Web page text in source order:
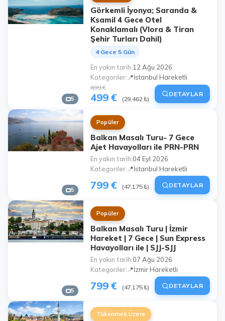
5
Görkemli İyonya; Saranda &
Ksamil 4 Gece Otel
Konaklamalı (Vlora & Tiran
Şehir Turları Dahil)
4 Gece 5 Gün
En yakın tarih 12 Ağu 2026
Kategoriler 📍İstanbul Hareketli
699 €
499 € (29,462 ₺)
DETAYLAR
5
Popüler
Balkan Masalı Turu- 7 Gece
Ajet Havayolları ile PRN-PRN
En yakın tarih 04 Eyl 2026
Kategoriler 📍İstanbul Hareketli
799 € (47,175 ₺) DETAYLAR
5
Popüler
Balkan Masalı Turu | İzmir
Hareket | 7 Gece | Sun Express
Havayolları ile | SJJ-SJJ
En yakın tarih 07 Ağu 2026
Kategoriler 📍İzmir Hareketli
799 € (47,175 ₺) DETAYLAR
Tükenmek Üzere